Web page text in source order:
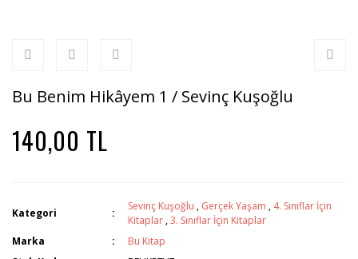
Bu Benim Hikâyem 1 / Sevinç Kuşoğlu
140,00 TL
Kategori
Sevinç Kuşoğlu , Gerçek Yaşam , 4. Sınıflar İçin
Kitaplar ,3. Sınıflar İçin Kitaplar
Marka
Bu Kitap